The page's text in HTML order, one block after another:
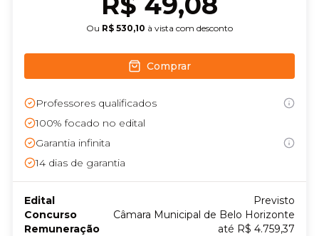
Ou R$ 530,10 à vista com desconto
Comprar
Professores qualificados
100% focado no edital
Garantia infinita
14 dias de garantia
Edital
Previsto
Concurso
Câmara Municipal de Belo Horizonte
Remuneração
até R$ 4.759,37